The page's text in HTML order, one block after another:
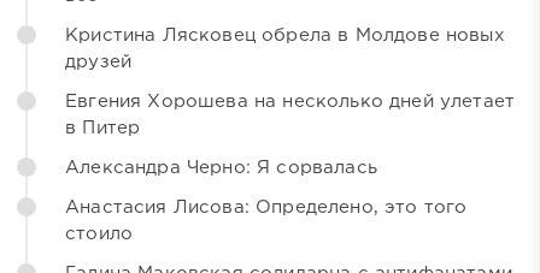
Кристина Лясковец обрела в Молдове новых
друзей
Евгения Хорошева на несколько дней улетает
в Питер
Александра Черно: Я сорвалась
Анастасия Лисова: Определено, это того
стоило